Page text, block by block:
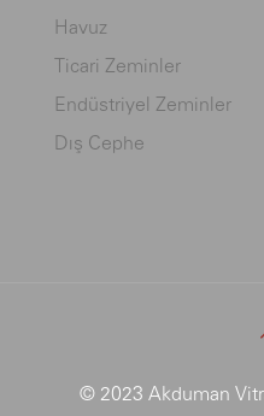
Havuz
Ticari Zeminler
Endüstriyel Zeminler
Dış Cephe
© 2023 Akduman